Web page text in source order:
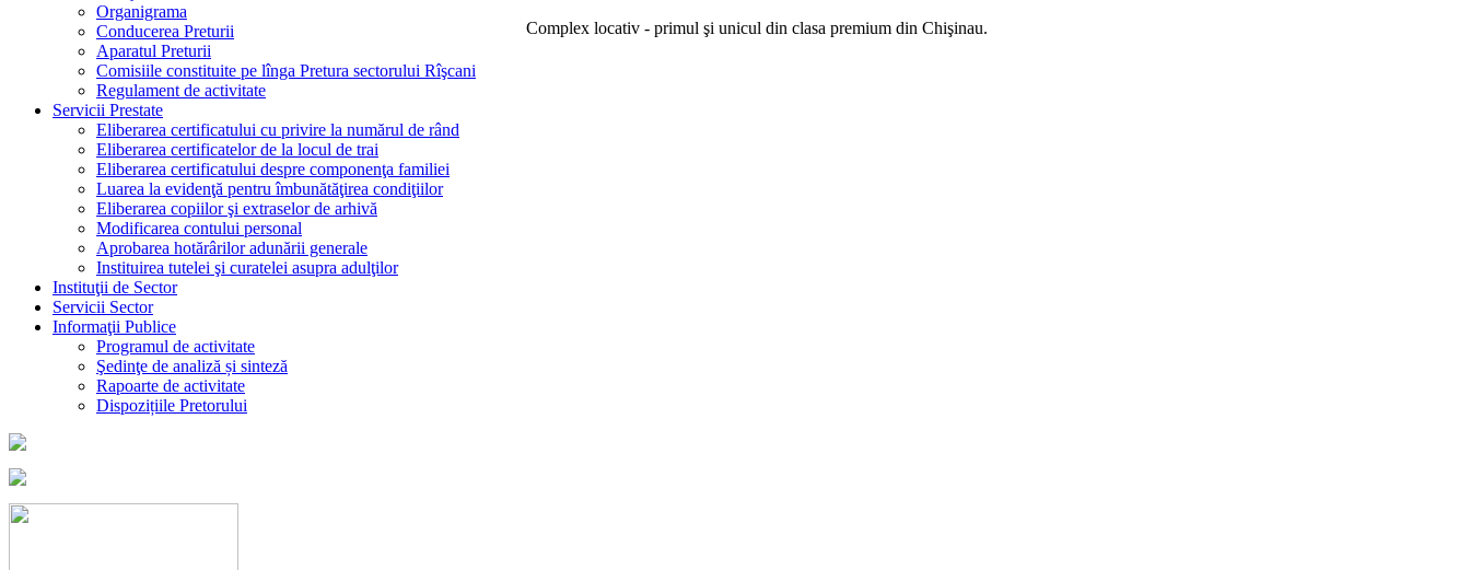
Complex locativ - primul şi unicul din clasa premium din Chişinau.
Organigrama
Conducerea Preturii
Aparatul Preturii
Comisiile constituite pe lînga Pretura sectorului Rîşcani
Regulament de activitate
Servicii Prestate
Eliberarea certificatului cu privire la numărul de rând
Eliberarea certificatelor de la locul de trai
Eliberarea certificatului despre componenţa familiei
Luarea la evidenţă pentru îmbunătăţirea condiţiilor
Eliberarea copiilor şi extraselor de arhivă
Modificarea contului personal
Aprobarea hotărârilor adunării generale
Instituirea tutelei şi curatelei asupra adulţilor
Instituţii de Sector
Servicii Sector
Informaţii Publice
Programul de activitate
Şedinţe de analiză și sinteză
Rapoarte de activitate
Dispozițiile Pretorului